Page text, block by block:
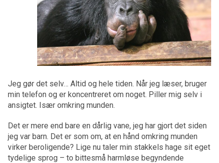
Jeg gør det selv… Altid og hele tiden. Når jeg læser, bruger
min telefon og er koncentreret om noget. Piller mig selv i
ansigtet. Især omkring munden.
Det er mere end bare en dårlig vane, jeg har gjort det siden
jeg var barn. Det er som om, at en hånd omkring munden
virker beroligende? Lige nu taler min stakkels hage sit eget
tydelige sprog – to bittesmå harmløse begyndende